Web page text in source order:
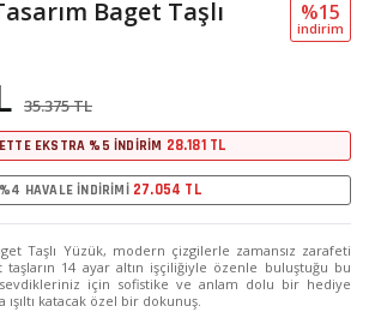
Baget Taşlı
35.375 TL
%15
i̇ndi̇ri̇m
EKSTRA %5 İNDİRİM 28.181 TL
%4 HAVALE İNDİRİMİ 27.054 TL
Taşlı Yüzük, modern çizgilerle zamansız zarafeti
14 ayar altın işçiliğiyle özenle buluştuğu bu
için sofistike ve anlam dolu bir hediye
ışıltı katacak özel bir dokunuş.